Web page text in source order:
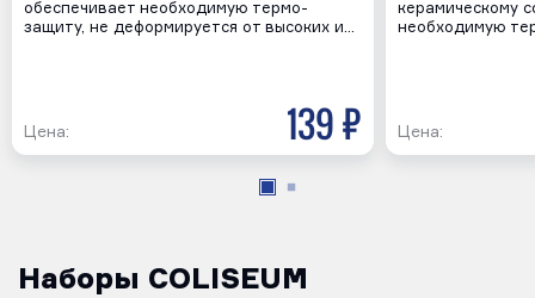
обеспечивает необходимую термо-
защиту, не деформируется от высоких и…
Цена: 139 р
керамическому
необходимую
Цена:
Наборы COLISEUM